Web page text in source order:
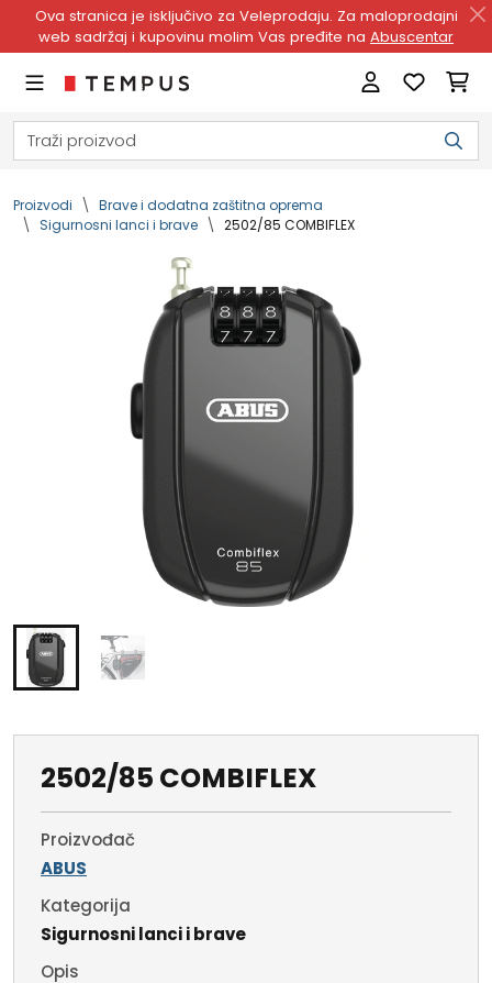
Ova stranica je isključivo za Veleprodaju. Za maloprodajni
web sadržaj i kupovinu molim Vas pređite na Abuscentar
Proizvodi
Brave i dodatna zaštitna oprema
Sigurnosni lanci i brave
2502/85 COMBIFLEX
2502/85 COMBIFLEX
Proizvođač
ABUS
Kategorija
Sigurnosni lanci i brave
Opis